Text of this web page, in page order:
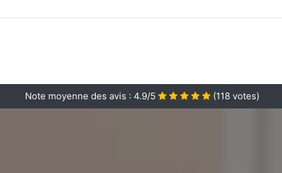
Note moyenne des avis : 4.9/5 (118 votes)